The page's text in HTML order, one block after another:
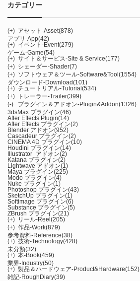
カテゴリー
(+) アセット-Asset(878)
アプリ-App(42)
(+) イベント-Event(279)
ゲーム-Game(54)
(+) サイト＆サービス-Site & Service(177)
(+) シェーダー-Shader(7)
(+) ソフトウェア＆ツール-Software&Tool (1554)
ダウンロード-Download(101)
(+) チュートリアル-Tutorial (534)
(+)
トレーラー-Trailer(399)
(-)
プラグイン＆アドオン-Plugin&Addon(1326)
3dsMax プラグイン(46)
After Effects Plugin(14)
After Effects プラグイン(2)
Blender アドオン(952)
Cascadeur プラグイン(2)
CINEMA 4D プラグイン(10)
Houdini プラグイン(14)
Illustrator_アドオン(2)
Katana プラグイン(2)
Lightwave アドオン(1)
Maya プラグイン(225)
Modo プラグイン(4)
Nuke プラグイン(1)
Photoshop プラグイン(43)
SketchUp プラグイン(1)
Softimage プラグイン(6)
Substance プラグイン(5)
ZBrush プラグイン(21)
(+) リール-Reel (205)
(+) 作品-Work(879)
参考資料-Reference(38)
(+) 技術-Technology(428)
未分類(32)
(+) 本-Book(459)
業界-Industry(50)
(+) 製品＆ハードウェア-Product&Hardware(152)
雑記-RoughDiary(39)